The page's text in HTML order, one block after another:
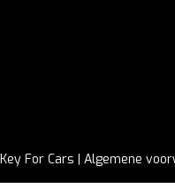
For Cars | Algemene